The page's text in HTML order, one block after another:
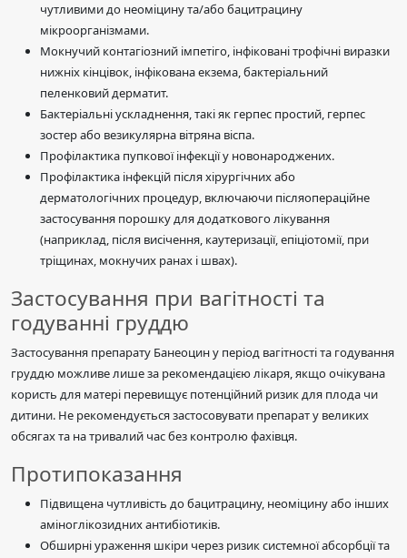
чутливими до неоміцину та/або бацитрацину
мікроорганізмами.
Мокнучий контагіозний імпетіго, інфіковані трофічні виразки
нижніх кінцівок, інфікована екзема, бактеріальний
пеленковий дерматит.
Бактеріальні ускладнення, такі як герпес простий, герпес
зостер або везикулярна вітряна віспа.
Профілактика пупкової інфекції у новонароджених.
Профілактика інфекцій після хірургічних або
дерматологічних процедур, включаючи післяопераційне
застосування порошку для додаткового лікування
(наприклад, після висічення, каутеризації, епіціотомії, при
тріщинах, мокнучих ранах і швах).
Застосування при вагітності та
годуванні груддю
Застосування препарату Банеоцин у період вагітності та годування
груддю можливе лише за рекомендацією лікаря, якщо очікувана
користь для матері перевищує потенційний ризик для плода чи
дитини. Не рекомендується застосовувати препарат у великих
обсягах та на тривалий час без контролю фахівця.
Протипоказання
Підвищена чутливість до бацитрацину, неоміцину або інших
аміноглікозидних антибіотиків.
Обширні ураження шкіри через ризик системної абсорбції та